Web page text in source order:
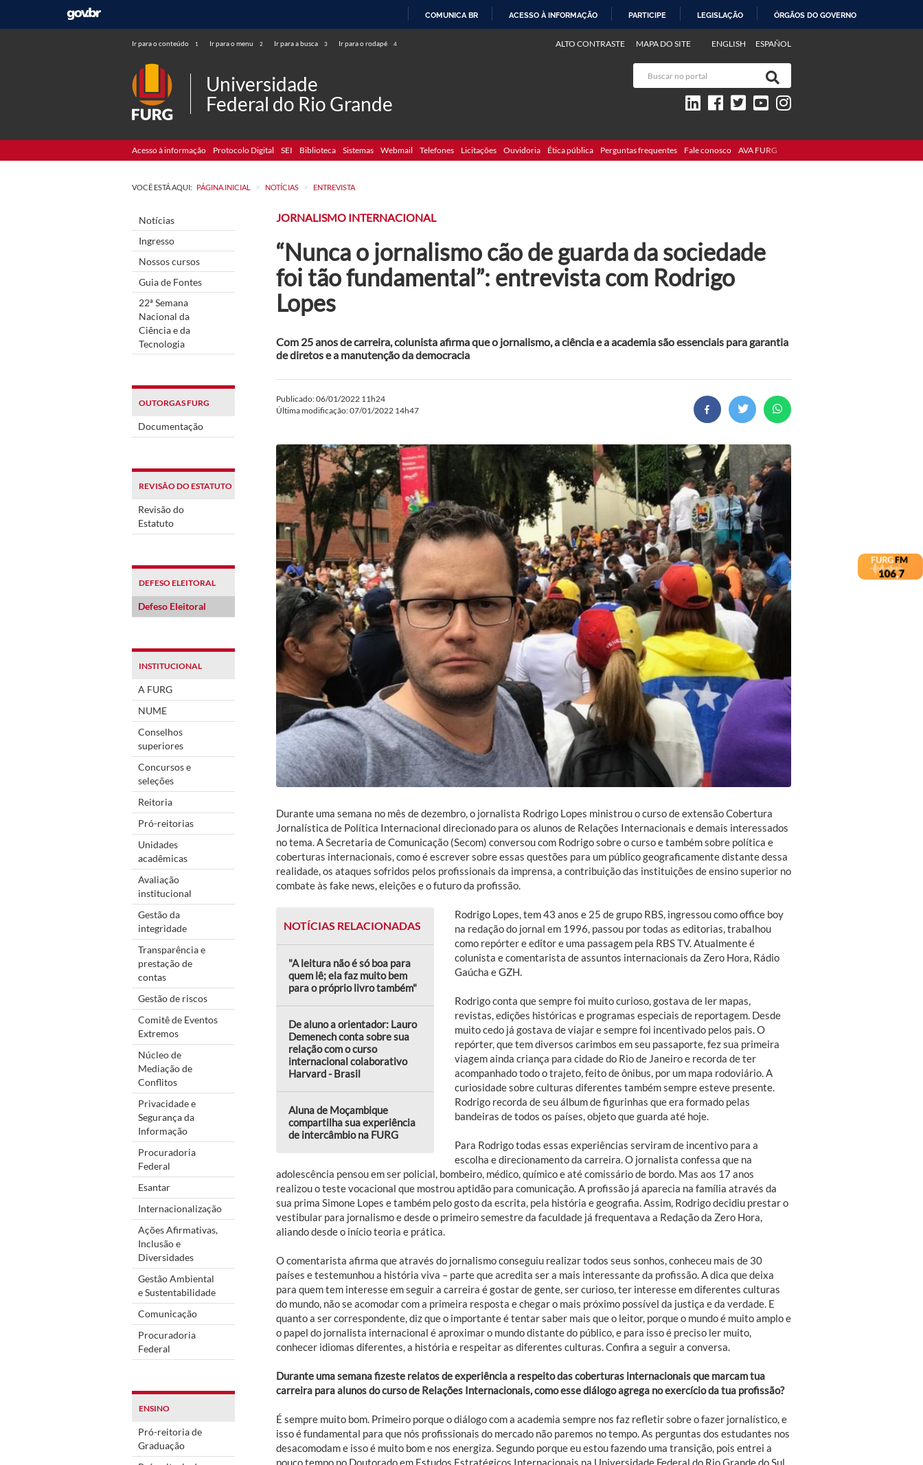
COMUNICA BR ACESSO À INFORMAÇÃO PARTICIPE LEGISLAÇÃO ÓRGÃOS DO GOVERNO
Ir para o conteúdo 1 Ir para o menu 2 Ir para a busca 3 Ir para o rodapé 4 ENGLISH ESPAÑOL
ALTO CONTRASTE MAPA DO SITE
Universidade
Federal do Rio Grande
Acesso à informação Protocolo Digital SEI Biblioteca Sistemas Webmail Telefones Licitações Ouvidoria Ética pública Perguntas frequentes Fale conosco AVA FURG
VOCÊ ESTÁ AQUI: PÁGINA INICIAL > NOTÍCIAS > ENTREVISTA
Notícias
Ingresso
Nossos cursos
Guia de Fontes
22ª Semana
Nacional da
Ciência e da
Tecnologia
OUTORGAS FURG
Documentação
REVISÃO DO ESTATUTO
Revisão do
Estatuto
DEFESO ELEITORAL
Defeso Eleitoral
INSTITUCIONAL
A FURG
NUME
Conselhos
superiores
Concursos e
seleções
Reitoria
Pró-reitorias
Unidades
acadêmicas
Avaliação
institucional
Gestão da
integridade
Transparência e
prestação de
contas
Gestão de riscos
Comitê de Eventos
Extremos
Núcleo de
Mediação de
Conflitos
Privacidade e
Segurança da
Informação
Procuradoria
Federal
Esantar
Internacionalização
Ações Afirmativas,
Inclusão e
Diversidades
Gestão Ambiental
e Sustentabilidade
Comunicação
Procuradoria
Federal
ENSINO
Pró-reitoria de
Graduação
JORNALISMO INTERNACIONAL
“Nunca o jornalismo cão de guarda da sociedade
foi tão fundamental”: entrevista com Rodrigo
Lopes
Com 25 anos de carreira, colunista afirma que o jornalismo, a ciência e a academia são essenciais para garantia
de diretos e a manutenção da democracia
Publicado: 06/01/2022 11h24
Última modificação: 07/01/2022 14h47
Durante uma semana no mês de dezembro, o jornalista Rodrigo Lopes ministrou o curso de extensão Cobertura
Jornalística de Política Internacional direcionado para os alunos de Relações Internacionais e demais interessados
no tema. A Secretaria de Comunicação (Secom) conversou com Rodrigo sobre o curso e também sobre política e
coberturas internacionais, como é escrever sobre essas questões para um público geograficamente distante dessa
realidade, os ataques sofridos pelos profissionais da imprensa, a contribuição das instituições de ensino superior no
combate às fake news, eleições e o futuro da profissão.
NOTÍCIAS RELACIONADAS
"A leitura não é só boa para
quem lê; ela faz muito bem
para o próprio livro também"
De aluno a orientador: Lauro
Demenech conta sobre sua
relação com o curso
internacional colaborativo
Harvard - Brasil
Aluna de Moçambique
compartilha sua experiência
de intercâmbio na FURG
Rodrigo Lopes, tem 43 anos e 25 de grupo RBS, ingressou como office boy
na redação do jornal em 1996, passou por todas as editorias, trabalhou
como repórter e editor e uma passagem pela RBS TV. Atualmente é
colunista e comentarista de assuntos internacionais da Zero Hora, Rádio
Gaúcha e GZH.
Rodrigo conta que sempre foi muito curioso, gostava de ler mapas,
revistas, edições históricas e programas especiais de reportagem. Desde
muito cedo já gostava de viajar e sempre foi incentivado pelos pais. O
repórter, que tem diversos carimbos em seu passaporte, fez sua primeira
viagem ainda criança para cidade do Rio de Janeiro e recorda de ter
acompanhado todo o trajeto, feito de ônibus, por um mapa rodoviário. A
curiosidade sobre culturas diferentes também sempre esteve presente.
Rodrigo recorda de seu álbum de figurinhas que era formado pelas
bandeiras de todos os países, objeto que guarda até hoje.
Para Rodrigo todas essas experiências serviram de incentivo para a
escolha e direcionamento da carreira. O jornalista confessa que na
adolescência pensou em ser policial, bombeiro, médico, químico e até comissário de bordo. Mas aos 17 anos
realizou o teste vocacional que mostrou aptidão para comunicação. A profissão já aparecia na família através da
sua prima Simone Lopes e também pelo gosto da escrita, pela história e geografia. Assim, Rodrigo decidiu prestar o
vestibular para jornalismo e desde o primeiro semestre da faculdade já frequentava a Redação da Zero Hora,
aliando desde o início teoria e prática.
O comentarista afirma que através do jornalismo conseguiu realizar todos seus sonhos, conheceu mais de 30
países e testemunhou a história viva – parte que acredita ser a mais interessante da profissão. A dica que deixa
para quem tem interesse em seguir a carreira é gostar de gente, ser curioso, ter interesse em diferentes culturas
do mundo, não se acomodar com a primeira resposta e chegar o mais próximo possível da justiça e da verdade. E
quanto a ser correspondente, diz que o importante é tentar saber mais que o leitor, porque o mundo é muito amplo e
o papel do jornalista internacional é aproximar o mundo distante do público, e para isso é preciso ler muito,
conhecer idiomas diferentes, a história e respeitar as diferentes culturas. Confira a seguir a conversa.
Durante uma semana fizeste relatos de experiência a respeito das coberturas internacionais que marcam tua
carreira para alunos do curso de Relações Internacionais, como esse diálogo agrega no exercício da tua profissão?
É sempre muito bom. Primeiro porque o diálogo com a academia sempre nos faz refletir sobre o fazer jornalístico, e
isso é fundamental para que nós profissionais do mercado não paremos no tempo. As perguntas dos estudantes nos
desacomodam e isso é muito bom e nos energiza. Segundo porque eu estou fazendo uma transição, pois entrei a
pouco tempo no Doutorado em Estudos Estratégicos Internacionais na Universidade Federal do Rio Grande do Sul